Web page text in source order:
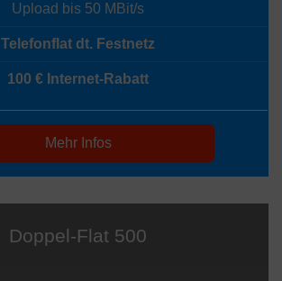
Upload bis 50 MBit/s
Telefonflat dt. Festnetz
100 € Internet-Rabatt
Mehr Infos
Doppel-Flat 500